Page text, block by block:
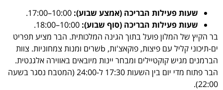
שעות פעילות הבריכה (אמצע שבוע):
שעות פעילות הבריכה (סוף שבוע):
בר הקיץ של המלון פועל בתוך הגינה המלכותית. הבר מציע תפריט
ים-תיכוני קליל עם פיצות, פוקאצ'ות, bשרים ומנות צמחוניות. צוות
הברמנים מגיש קוקטיילים ומבחר יינות מיובאים באווירה אלגנטית.
הבר פתוח מדי יום בין השעות 17:30 ל-24:00 (המטבח נסגר בשעה
22:00).